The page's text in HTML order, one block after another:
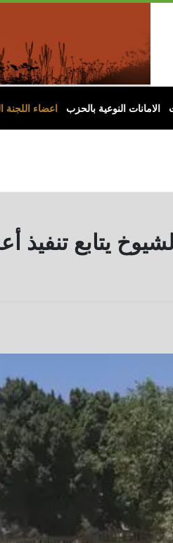
الامانات النوعية بالحزب اعضاء اللجنة
يتابع تنفيذ